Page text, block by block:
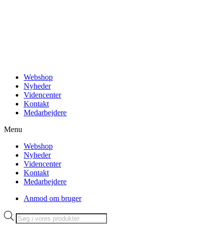
Webshop
Nyheder
Videncenter
Kontakt
Medarbejdere
Menu
Webshop
Nyheder
Videncenter
Kontakt
Medarbejdere
Anmod om bruger
Products
search